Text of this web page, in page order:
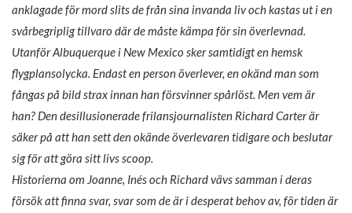
anklagade för mord slits de från sina invanda liv och kastas ut i en
svårbegriplig tillvaro där de måste kämpa för sin överlevnad.
Utanför Albuquerque i New Mexico sker samtidigt en hemsk
flygplansolycka. Endast en person överlever, en okänd man som
fångas på bild strax innan han försvinner spårlöst. Men vem är
han? Den desillusionerade frilansjournalisten Richard Carter är
säker på att han sett den okände överlevaren tidigare och beslutar
sig för att göra sitt livs scoop.
Historierna om Joanne, Inés och Richard vävs samman i deras
försök att finna svar, svar som de är i desperat behov av, för tiden är